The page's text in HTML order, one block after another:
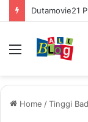
Menu
Home /Tinggi